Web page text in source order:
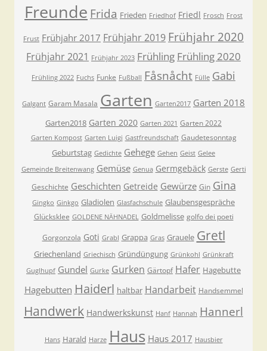
Freunde Frida Frieden Friedhof Friedl Frosch Frost
Frust Frühjahr 2017 Frühjahr 2019 Frühjahr 2020
Frühjahr 2021 Frühjahr 2023 Frühling Frühling 2020
Frühling 2022 Fuchs Funke Fußball Fåsnåcht Fülle Gabi
Galgant Garam Masala Garten Garten2017 Garten 2018
Garten2018 Garten 2020 Garten 2021 Garten 2022
Garten Kompost Garten Luigi Gastfreundschaft Gaudetesonntag
Geburtstag Gedichte Gehege Gehen Geist Gelee
Gemeinde Breitenwang Gemüse Genua Germgebäck Gerste Gerti
Geschichte Geschichten Getreide Gewürze Gin Gina
Gingko Ginkgo Gladiolen Glasfachschule Glaubensgespräche
Glücksklee GOLDENE NÄHNADEL Goldmelisse golfo dei poeti
Gorgonzola Goti Grabl Grappa Gras Grauele Gretl
Griechenland Griechisch Gründüngung Grünkohl Grünkraft
Guglhupf Gundel Gurke Gurken Gärtopf Hafer Hagebutte
Hagebutten Haiderl haltbar Handarbeit Handsemmel
Handwerk Handwerkskunst Hanf Hannah Hannerl
Hans Harald Harze Haus Haus 2017 Hausbier